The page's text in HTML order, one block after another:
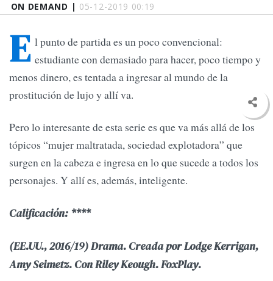
ON DEMAND | 05-12-2019 00:19
E l punto de partida es un poco convencional:
estudiante con demasiado para hacer, poco tiempo y
menos dinero, es tentada a ingresar al mundo de la
prostitución de lujo y allí va.
Pero lo interesante de esta serie es que va más allá de los
tópicos “mujer maltratada, sociedad explotadora” que
surgen en la cabeza e ingresa en lo que sucede a todos los
personajes. Y allí es, además, inteligente.
Calificación: ****
(EE.UU., 2016/19) Drama. Creada por Lodge Kerrigan,
Amy Seimetz. Con Riley Keough. FoxPlay.